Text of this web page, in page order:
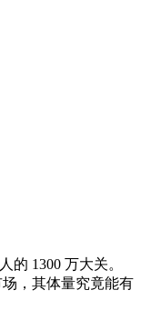
1300 万大关。
，其体量究竟能有